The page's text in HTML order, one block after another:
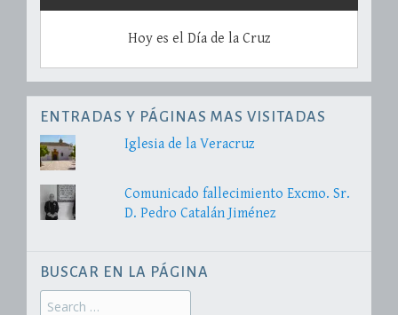
Hoy es el Día de la Cruz
ENTRADAS Y PÁGINAS MAS VISITADAS
Iglesia de la Veracruz
Comunicado fallecimiento Excmo. Sr.
D. Pedro Catalán Jiménez
BUSCAR EN LA PÁGINA
Search